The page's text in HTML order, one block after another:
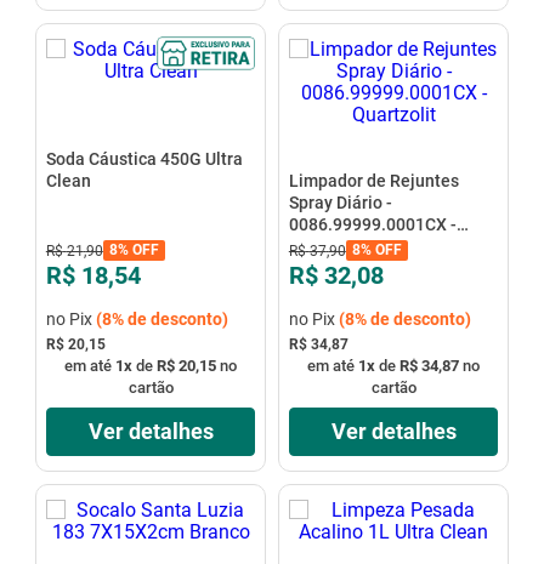
Soda Cáustica 450G Ultra
Clean
R$ 21,90 8%OFF
R$ 18,54
no Pix(8%de desconto)
R$ 20,15
em até 1x de R$ 20,15 no
cartão
Ver detalhes
Limpador de Rejuntes
Spray Diário -
0086.99999.0001CX -
Quartzolit
R$ 37,90 8%OFF
R$ 32,08
no Pix(8%de desconto)
R$ 34,87
em até 1x de R$ 34,87 no
cartão
Ver detalhes